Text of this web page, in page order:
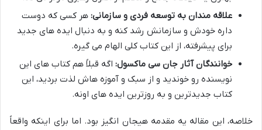
علاقه مندان به توسعه فردی و سازمانی: هر کسی که دوست
داره خودش و سازمانش رشد کنه و به دنبال ایده های جدید
برای پیشرفته، از این کتاب کلی الهام می گیره.
خوانندگان آثار جان سی ماکسول: اگه قبلاً هم کتاب های این
نویسنده رو خوندید و از سبک و آموزه هاش لذت بردید، این
کتاب جدیدترین و به روزترین ایده های اونه.
خلاصه، این مقاله یه مقدمه هیجان انگیز بود. اما برای اینکه واقعاً